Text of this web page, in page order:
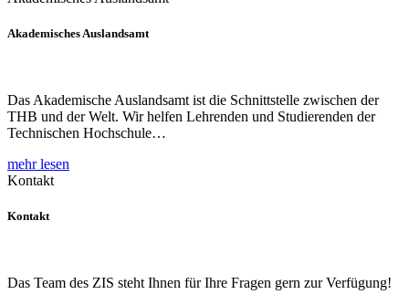
Akademisches Auslandsamt
Das Akademische Auslandsamt ist die Schnittstelle zwischen der
THB und der Welt. Wir helfen Lehrenden und Studierenden der
Technischen Hochschule…
mehr lesen
Kontakt
Kontakt
Das Team des ZIS steht Ihnen für Ihre Fragen gern zur Verfügung!